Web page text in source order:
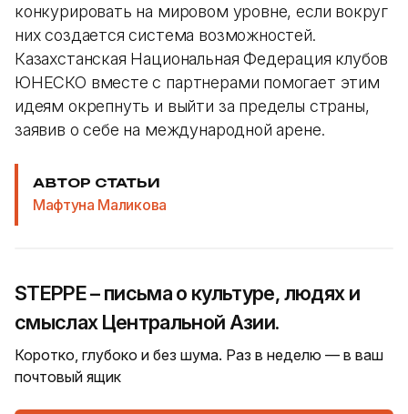
конкурировать на мировом уровне, если вокруг
них создается система возможностей.
Казахстанская Национальная Федерация клубов
ЮНЕСКО вместе с партнерами помогает этим
идеям окрепнуть и выйти за пределы страны,
заявив о себе на международной арене.
АВТОР СТАТЬИ
Мафтуна Маликова
STEPPE – письма о культуре, людях и
смыслах Центральной Азии.
Коротко, глубоко и без шума. Раз в неделю — в ваш
почтовый ящик